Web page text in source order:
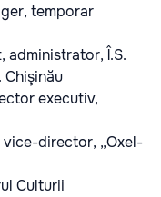
temporar
administrator, Î.S.
Chişinău
executiv,
director, „Oxel-
Culturii